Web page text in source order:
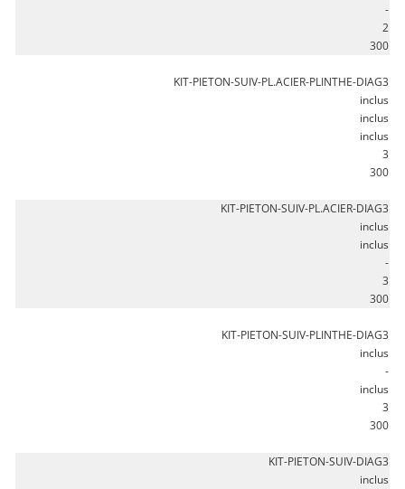
-
2
300
KIT-PIETON-SUIV-PL.ACIER-PLINTHE-DIAG3
inclus
inclus
inclus
3
300
KIT-PIETON-SUIV-PL.ACIER-DIAG3
inclus
inclus
-
3
300
KIT-PIETON-SUIV-PLINTHE-DIAG3
inclus
-
inclus
3
300
KIT-PIETON-SUIV-DIAG3
inclus